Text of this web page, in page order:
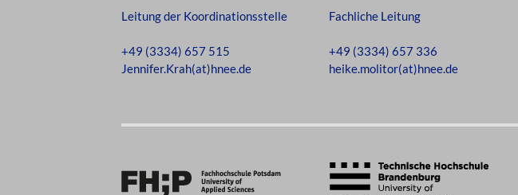
Leitung der Koordinationsstelle
+49 (3334) 657 515
Jennifer.Krah(at)hnee.de
Fachliche Leitung
+49 (3334) 657 336
heike.molitor(at)hnee.de